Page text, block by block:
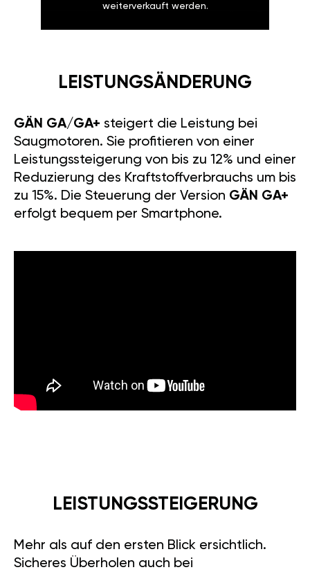
weiterverkauft werden.
LEISTUNGSÄNDERUNG
GÄN GA/GA+ steigert die Leistung bei
Saugmotoren. Sie profitieren von einer
Leistungssteigerung von bis zu 12% und einer
Reduzierung des Kraftstoffverbrauchs um bis
zu 15%. Die Steuerung der Version GÄN GA+
erfolgt bequem per Smartphone.
LEISTUNGSSTEIGERUNG
Mehr als auf den ersten Blick ersichtlich.
Sicheres Überholen auch bei